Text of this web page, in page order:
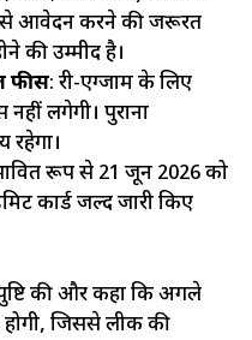
से आवेदन करने की जरूरत
की उम्मीद है।
फीस: री-एग्जाम के लिए
लगेगी। पुराना
रहेगा।
रूप से 21 जून 2026 को
कार्ड जल्द जारी किए
पुष्टि की और कहा कि अगले
जिससे लीक की